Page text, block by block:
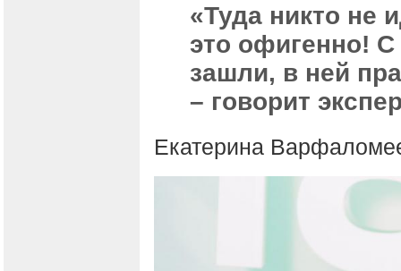
«Туда никто не
это офигенно!
зашли, в ней
– говорит
Екатерина